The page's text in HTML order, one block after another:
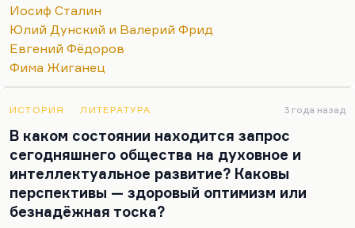
Иосиф Сталин
Юлий Дунский и Валерий Фрид
Евгений Фёдоров
Фима Жиганец
ИСТОРИЯ ЛИТЕРАТУРА 3 года назад
В каком состоянии находится запрос
сегодняшнего общества на духовное и
интеллектуальное развитие? Каковы
перспективы — здоровый оптимизм или
безнадёжная тоска?